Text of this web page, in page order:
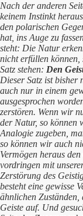
Nach der anderen
keinem Instinkt
den polarischen
hat, ins Auge zu
steht: Die Natur
nicht erfüllen können,
Satz stehen: Den
Dieser Satz ist bisher
auch nur in einem
ausgesprochen
zerstören. Wenn wir
der Natur, so können
Analogie zugeben,
so können wir auch
Vermögen heraus
vordringen mit
Zerstörung des
besteht eine gewisse
ähnlichen Zuständen,
Geiste auf. Und